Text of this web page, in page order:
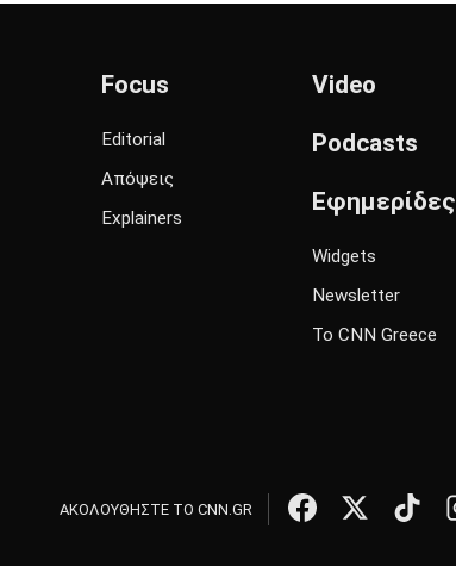
Focus
Editorial
Απόψεις
Explainers
Video
Podcasts
Εφημερίδες
Widgets
Newsletter
Το CNN Greece
ΑΚΟΛΟΥΘΗΣΤΕ ΤΟ CNN.GR